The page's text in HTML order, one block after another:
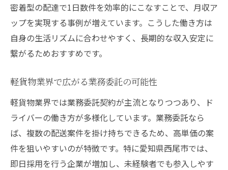
密着型の配達で1日数件を効率的にこなすことで、月収ア
ップを実現する事例が増えています。こうした働き方は
自身の生活リズムに合わせやすく、長期的な収入安定に
繋がるためおすすめです。
軽貨物業界で広がる業務委託の可能性
軽貨物業界では業務委託契約が主流となりつつあり、ド
ライバーの働き方が多様化しています。業務委託なら
ば、複数の配送案件を掛け持ちできるため、高単価の案
件を狙いやすいのが特徴です。特に愛知県西尾市では、
即日採用を行う企業が増加し、未経験者でも参入しやす